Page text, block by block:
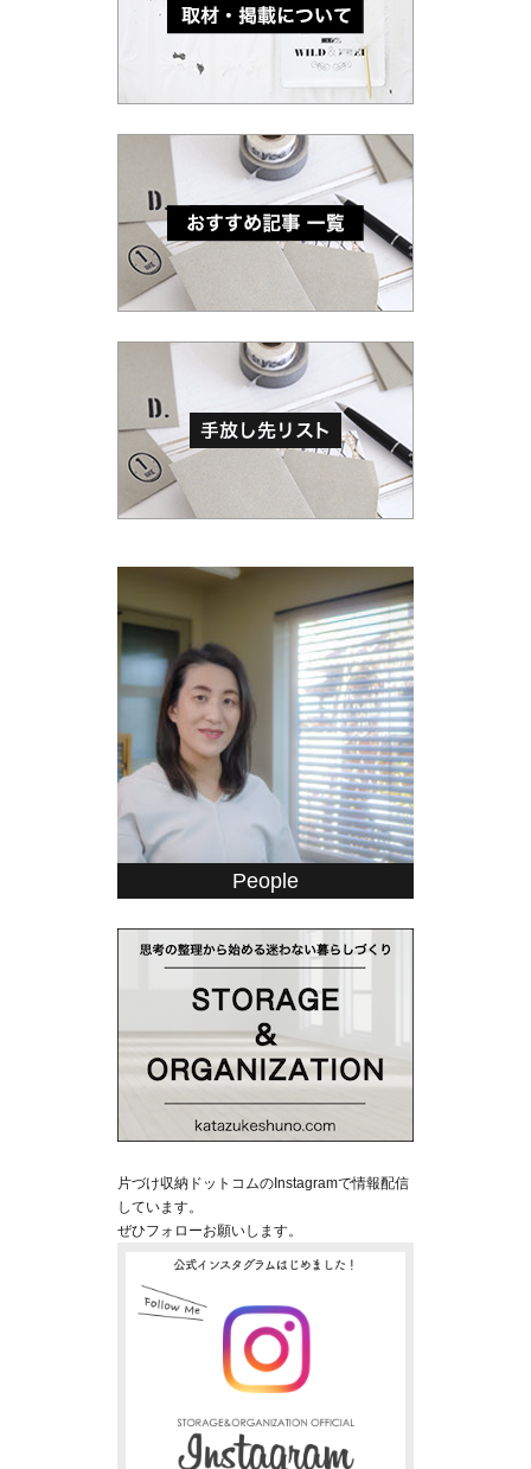
People
片づけ収納ドットコムのInstagramで情報配信
しています。
ぜひフォローお願いします。